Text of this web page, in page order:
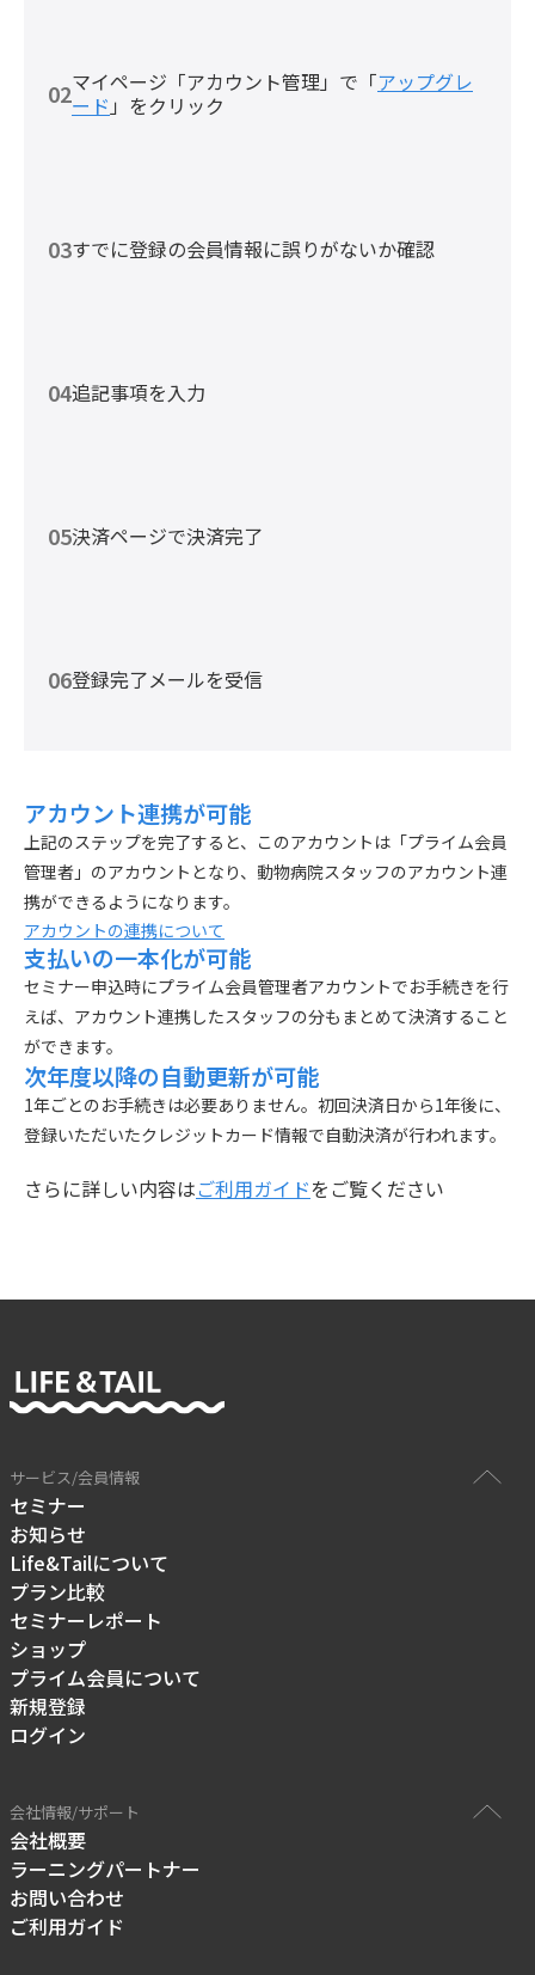
02マイページ「アカウント管理」で「アップグレ
ード 」をクリック
03すでに登録の会員情報に誤りがないか確認
04追記事項を入力
05決済ページで決済完了
06登録完了メールを受信
アカウント連携が可能
上記のステップを完了すると、このアカウントは「プライム会員
管理者」のアカウントとなり、動物病院スタッフのアカウント連
携ができるようになります。
アカウントの連携について
支払いの一本化が可能
セミナー申込時にプライム会員管理者アカウントでお手続きを行
えば、アカウント連携したスタッフの分もまとめて決済すること
ができます。
次年度以降の自動更新が可能
1年ごとのお手続きは必要ありません。初回決済日から1年後に、
登録いただいたクレジットカード情報で自動決済が行われます。
さらに詳しい内容はご利用ガイドをご覧ください
サービス/会員情報
セミナー
お知らせ
Life&Tailについて
プラン比較
セミナーレポート
ショップ
プライム会員について
新規登録
ログイン
会社情報/サポート
会社概要
ラーニングパートナー
お問い合わせ
ご利用ガイド